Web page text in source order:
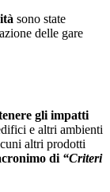
sono state
delle gare
gli impatti
e altri ambienti
altri prodotti
di “Criteri